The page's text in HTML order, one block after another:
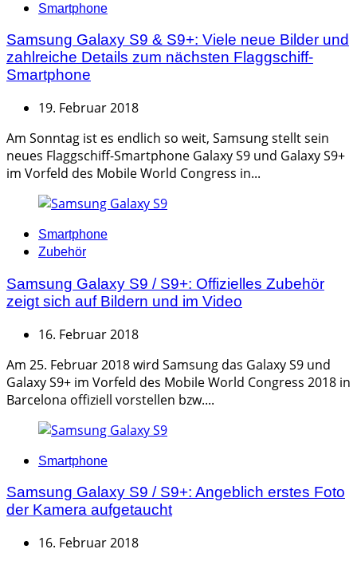
Smartphone
Samsung Galaxy S9 & S9+: Viele neue Bilder und
zahlreiche Details zum nächsten Flaggschiff-
Smartphone
19. Februar 2018
Am Sonntag ist es endlich so weit, Samsung stellt sein
neues Flaggschiff-Smartphone Galaxy S9 und Galaxy S9+
im Vorfeld des Mobile World Congress in...
Categories
Smartphone
Zubehör
Samsung Galaxy S9 / S9+: Offizielles Zubehör
zeigt sich auf Bildern und im Video
16. Februar 2018
Am 25. Februar 2018 wird Samsung das Galaxy S9 und
Galaxy S9+ im Vorfeld des Mobile World Congress 2018 in
Barcelona offiziell vorstellen bzw....
Categories
Smartphone
Samsung Galaxy S9 / S9+: Angeblich erstes Foto
der Kamera aufgetaucht
16. Februar 2018